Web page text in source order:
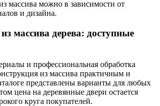
массива можно в зависимости от
и дизайна.
массива дерева: доступные
и профессиональная обработка
из массива практичным и
представлены варианты для любых
цена на деревянные двери остается
круга покупателей.